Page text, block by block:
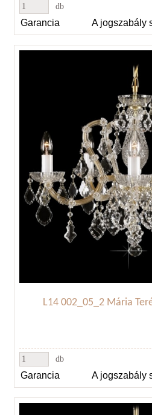
db
Garancia A jogszabály
L14 002_05_2 Mária
db
Garancia A jogszabály